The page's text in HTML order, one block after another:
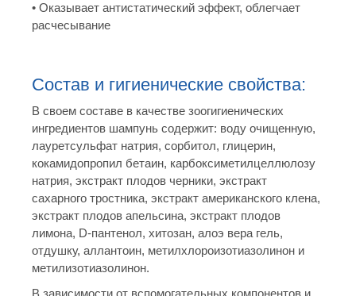
• Оказывает антистатический эффект, облегчает
расчесывание
Состав и гигиенические свойства:
В своем составе в качестве зоогигиенических
ингредиентов шампунь содержит: воду очищенную,
лауретсульфат натрия, сорбитол, глицерин,
кокамидопропил бетаин, карбоксиметилцеллюлозу
натрия, экстракт плодов черники, экстракт
сахарного тростника, экстракт американского клена,
экстракт плодов апельсина, экстракт плодов
лимона, D-пантенол, хитозан, алоэ вера гель,
отдушку, аллантоин, метилхлороизотиазолинон и
метилизотиазолинон.